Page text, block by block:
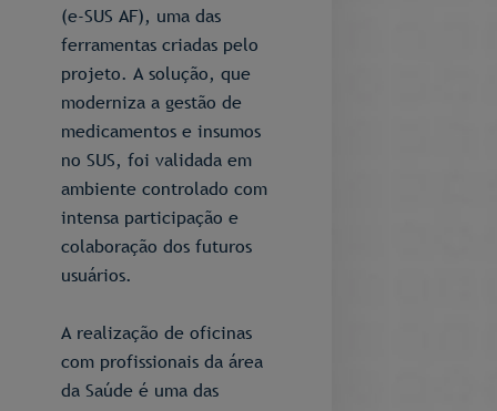
(e-SUS AF), uma das
ferramentas criadas pelo
projeto. A solução, que
moderniza a gestão de
medicamentos e insumos
no SUS, foi validada em
ambiente controlado com
intensa participação e
colaboração dos futuros
usuários.
A realização de oficinas
com profissionais da área
da Saúde é uma das